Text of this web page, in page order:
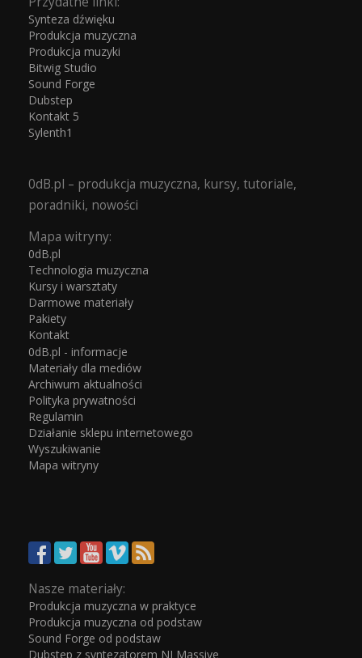
Synteza dźwięku
Produkcja muzyczna
Produkcja muzyki
Bitwig Studio
Sound Forge
Dubstep
Kontakt 5
Sylenth1
0dB.pl – produkcja muzyczna, kursy, tutoriale,
poradniki, nowości
Mapa witryny:
0dB.pl
Technologia muzyczna
Kursy i warsztaty
Darmowe materiały
Pakiety
Kontakt
0dB.pl - informacje
Materiały dla mediów
Archiwum aktualności
Polityka prywatności
Regulamin
Działanie sklepu internetowego
Wyszukiwanie
Mapa witryny
Nasze materiały:
Produkcja muzyczna w praktyce
Produkcja muzyczna od podstaw
Sound Forge od podstaw
Dubstep z syntezatorem NI Massive